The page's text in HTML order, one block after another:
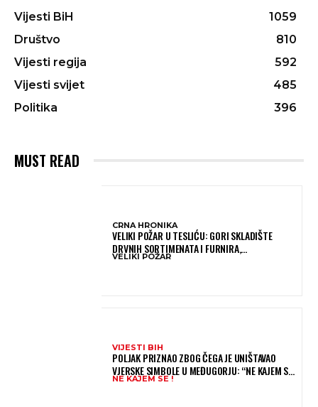
Vijesti BiH
1059
Društvo
810
Vijesti regija
592
Vijesti svijet
485
Politika
396
MUST READ
CRNA HRONIKA
VELIKI POŽAR U TESLIĆU: GORI SKLADIŠTE
DRVNIH SORTIMENATA I FURNIRA,
VATROGASCIMA STIŽE POMOĆ IZ VIŠE GRADOVA
VELIKI POŽAR
VIJESTI BIH
POLJAK PRIZNAO ZBOG ČEGA JE UNIŠTAVAO
VJERSKE SIMBOLE U MEĐUGORJU: “NE KAJEM SE I
PONOVIO BIH SVE”
NE KAJEM SE !